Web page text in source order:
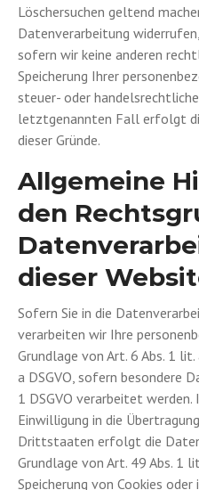
Löschersuchen geltend
Datenverarbeitung
sofern wir keine anderen
Speicherung Ihrer
steuer- oder
letztgenannten Fall erfolgt
dieser Gründe.
Allgemeine
den
dieser
Sofern Sie in die
verarbeiten wir Ihre
Grundlage von Art. 6 Abs. 1 lit.
a DSGVO, sofern besondere
1 DSGVO verarbeitet
Einwilligung in die
Drittstaaten erfolgt die
Grundlage von Art. 49 Abs. 1
Speicherung von Cookies